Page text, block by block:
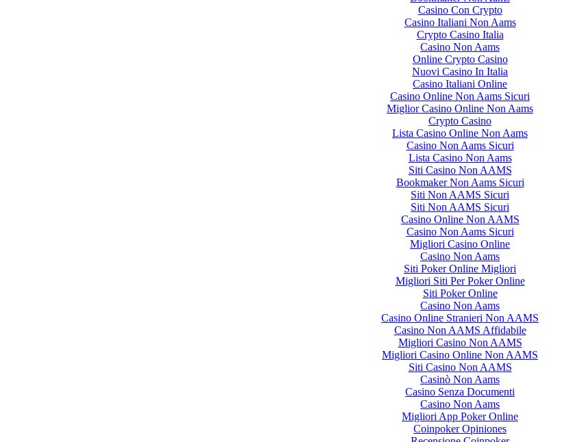
Casino Con Crypto
Casino Italiani Non Aams
Crypto Casino Italia
Casino Non Aams
Online Crypto Casino
Nuovi Casino In Italia
Casino Italiani Online
Casino Online Non Aams Sicuri
Miglior Casino Online Non Aams
Crypto Casino
Lista Casino Online Non Aams
Casino Non Aams Sicuri
Lista Casino Non Aams
Siti Casino Non AAMS
Bookmaker Non Aams Sicuri
Siti Non AAMS Sicuri
Siti Non AAMS Sicuri
Casino Online Non AAMS
Casino Non Aams Sicuri
Migliori Casino Online
Casino Non Aams
Siti Poker Online Migliori
Migliori Siti Per Poker Online
Siti Poker Online
Casino Non Aams
Casino Online Stranieri Non AAMS
Casino Non AAMS Affidabile
Migliori Casino Non AAMS
Migliori Casino Online Non AAMS
Siti Casino Non AAMS
Casinò Non Aams
Casino Senza Documenti
Casino Non Aams
Migliori App Poker Online
Coinpoker Opiniones